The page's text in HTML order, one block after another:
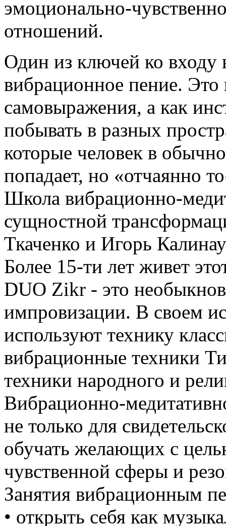
эмоционально-
отношений.
Один из ключей ко входу
вибрационное пение. Это
самовыражения, а как
побывать в разных
которые человек в
попадает, но «отчаянно
Школа вибрационно-
сущностной
Ткаченко и Игорь
Более 15-ти лет живет
DUO Zikr - это
импровизации. В своем
используют технику
вибрационные техники
техники народного и
Вибрационно-
не только для
обучать желающих с
чувственной сферы и
Занятия вибрационным
• открыть себя как